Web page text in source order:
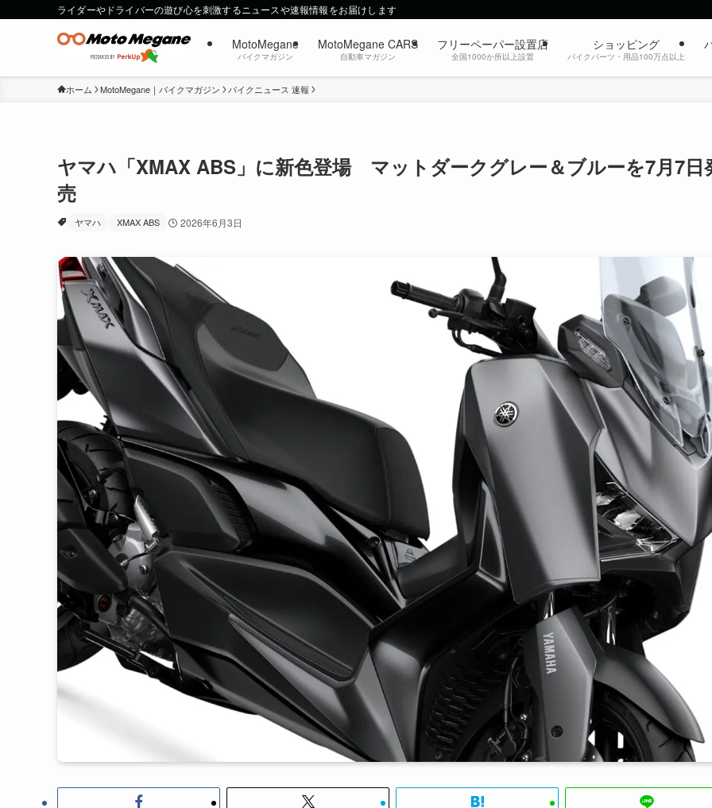
ライダーやドライバーの遊び心を刺激するニュースや速報情報をお届けします
MotoMegane
バイクマガジン
MotoMegane CARS
自動車マガジン
フリーペーパー設置店
全国1000か所以上設置
ショッピング
バイクパーツ・用品100万点以上
ホーム MotoMegane｜バイクマガジン バイクニュース 速報
ヤマハ「XMAX ABS」に新色登場 マットダークグレー＆ブルーを7月7日
売
ヤマハ XMAX ABS 2026年6月3日